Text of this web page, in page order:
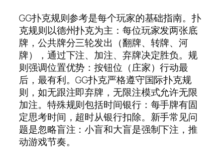
GG扑克规则参考是每个玩家的基础指南。扑
克规则以德州扑克为主：每位玩家发两张底
牌，公共牌分三轮发出（翻牌、转牌、河
牌），通过下注、加注、弃牌决定胜负。规
则强调位置优势：按钮位（庄家）行动最
后，最有利。GG扑克严格遵守国际扑克规
则，如无跟注即弃牌，无限注模式允许无限
加注。特殊规则包括时间银行：每手牌有固
定思考时间，超时从银行扣除。新手常见问
题是忽略盲注：小盲和大盲是强制下注，推
动游戏节奏。